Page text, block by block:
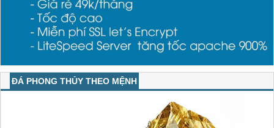
ĐÁ PHONG THỦY THEO MỆNH